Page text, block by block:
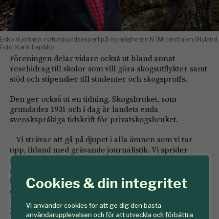
Cookies & din integritet
Vi använder cookies för att ge dig den bästa
användarupplevelsen och för att utveckla och förbättra
Esko Vuorinen, naturskyddsexpert på myndigheten NTM-centralen i Nyland.
Foto: Karin Lepikko
Föreningen delar vidare också ut bland annat
resebidrag till skolor som vill göra skogsutflykter samt
stöd och stipendier till studenter och skogsproffs.
Den ger också ut en tidning, Skogsbruket, som
grundades 1931 och i dag är landets enda
svenskspråkiga tidskrift för privatskogsbruket.
– Vi strävar att gå på djupet i alla ämnen som vi tar
upp, ibland med grävande journalistik. Vi sprider
skoglig information till barn, unga, skogsägare och
skogsproffs. Jag vill att alla i familjen ska ha glädje av
innehållet när den dimper ner i postlådan eller
digitalt, säger Daniela Andersson.
FOTNOTNästa sommarexkursion äger rum 2027. Läs mer